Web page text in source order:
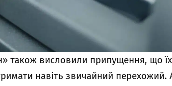
також висловили припущення, що їх
навіть звичайний перехожий.